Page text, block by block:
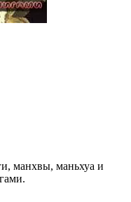
манхвы, маньхуа и